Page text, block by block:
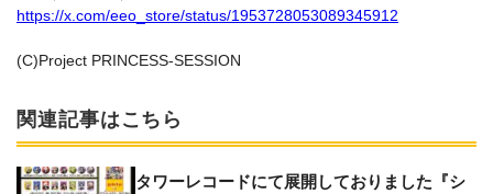
https://x.com/eeo_store/status/1953728053089345912
(C)Project PRINCESS-SESSION
関連記事はこちら
タワーレコードにて展開しておりました『シ